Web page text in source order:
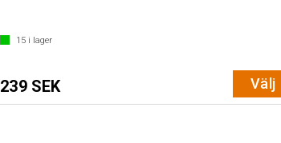
15 i lager
239 SEK Välj